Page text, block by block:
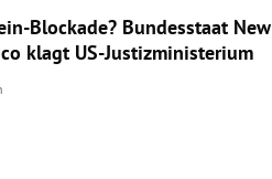
Blockade? Bundesstaat New
klagt US-Justizministerium